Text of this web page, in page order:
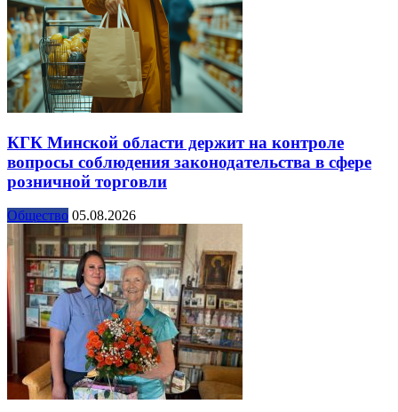
КГК Минской области держит на контроле
вопросы соблюдения законодательства в сфере
розничной торговли
Общество 05.08.2026